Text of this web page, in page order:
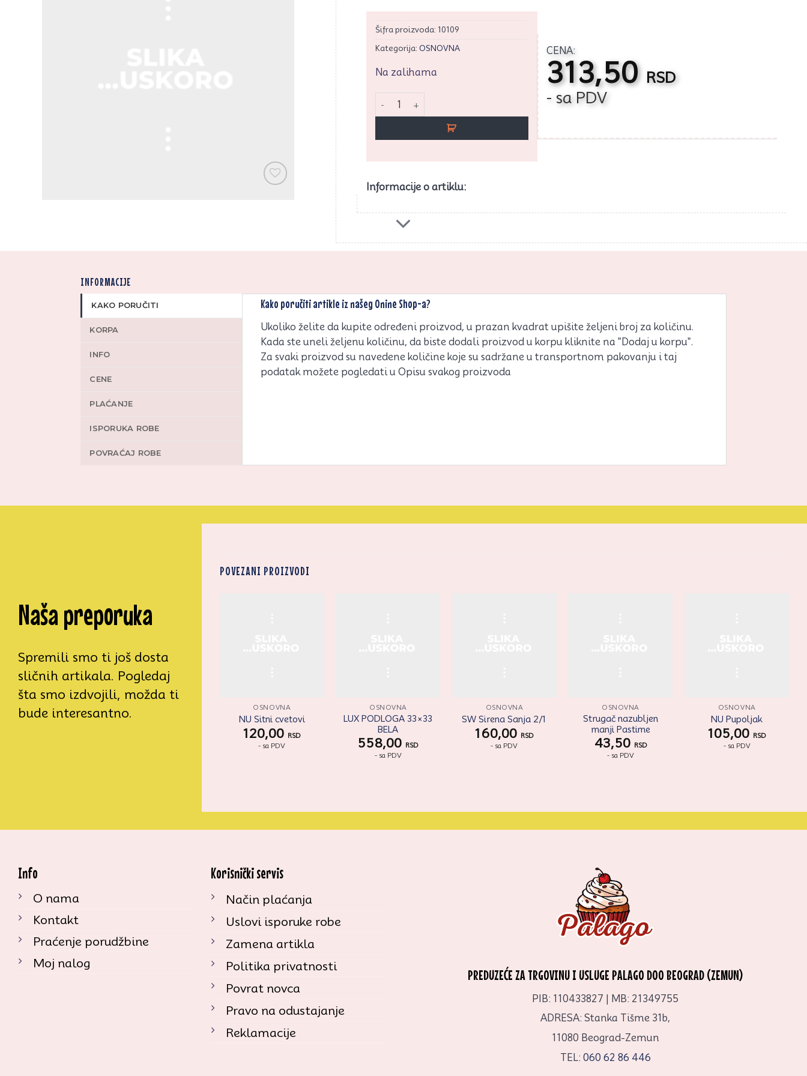
Šifra proizvoda: 10109
Kategorija: OSNOVNA
Na zalihama
Elza veliki rezač sa klipom 3/1 količina
CENA:
313,50 RSD
- sa PDV
Informacije o artiklu:
INFORMACIJE
KAKO PORUČITI
KORPA
INFO
CENE
PLAĆANJE
ISPORUKA ROBE
POVRAĆAJ ROBE
Kako poručiti artikle iz našeg Onine Shop-a?
Ukoliko želite da kupite određeni proizvod, u prazan kvadrat upišite željeni broj za količinu.
Kada ste uneli željenu količinu, da biste dodali proizvod u korpu kliknite na "Dodaj u korpu".
Za svaki proizvod su navedene količine koje su sadržane u transportnom pakovanju i taj
podatak možete pogledati u Opisu svakog proizvoda
Naša preporuka
Spremili smo ti još dosta
sličnih artikala. Pogledaj
šta smo izdvojili, možda ti
bude interesantno.
POVEZANI PROIZVODI
OSNOVNA
NU Sitni cvetovi
120,00 RSD
- sa PDV
OSNOVNA
LUX PODLOGA 33×33
BELA
558,00 RSD
- sa PDV
OSNOVNA
SW Sirena Sanja 2/1
160,00 RSD
- sa PDV
OSNOVNA
Strugač nazubljen
manji Pastime
43,50 RSD
- sa PDV
OSNOVNA
NU Pupoljak
105,00 RSD
- sa PDV
Zaprati
OSNOVNA
Strugač trouglasti
Vafer papir 10/1
Info
O nama
Kontakt
Praćenje porudžbine
Moj nalog
Korisnički servis
Način plaćanja
Uslovi isporuke robe
Zamena artikla
Politika privatnosti
Povrat novca
Pravo na odustajanje
Reklamacije
PREDUZEĆE ZA TRGOVINU I USLUGE PALAGO DOO BEOGRAD (ZEMUN)
PIB: 110433827 | MB: 21349755
ADRESA: Stanka Tišme 31b,
11080 Beograd-Zemun
TEL: 060 62 86 446